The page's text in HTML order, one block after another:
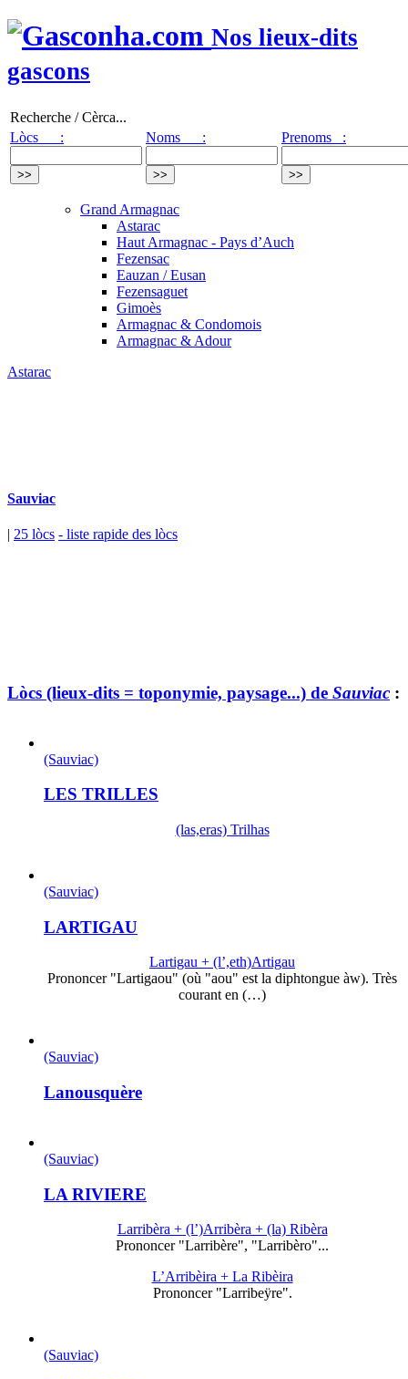
Nos lieux-dits
gascons
Recherche / Cèrca...
Lòcs :
Noms : Prenoms :
Grand Armagnac
Astarac
Haut Armagnac - Pays d’Auch
Fezensac
Eauzan / Eusan
Fezensaguet
Gimoès
Armagnac & Condomois
Armagnac & Adour
Astarac
Sauviac
| 25 lòcs - liste rapide des lòcs
Lòcs (lieux-dits = toponymie, paysage...) de Sauviac :
(Sauviac)
LES TRILLES
(las,eras) Trilhas
(Sauviac)
LARTIGAU
Lartigau + (l’,eth)Artigau
Prononcer "Lartigaou" (où "aou" est la diphtongue àw). Très
courant en (…)
(Sauviac)
Lanousquère
(Sauviac)
LA RIVIERE
Larribèra + (l’)Arribèra + (la) Ribèra
Prononcer "Larribère", "Larribèro"...
L’Arribèira + La Ribèira
Prononcer "Larribeÿre".
(Sauviac)